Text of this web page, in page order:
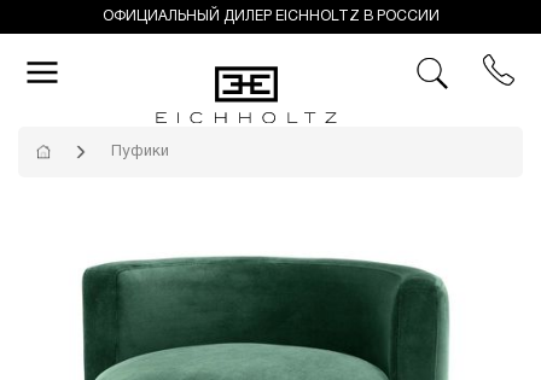
ОФИЦИАЛЬНЫЙ ДИЛЕР EICHHOLTZ В РОССИИ
Пуфики